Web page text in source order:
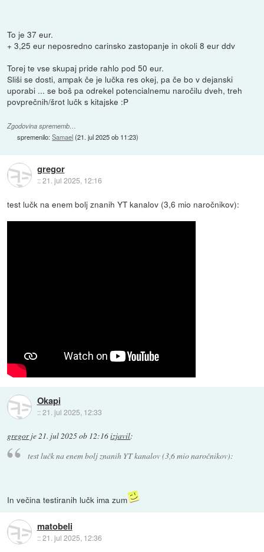
To je 37 eur.
+ 3,25 eur neposredno carinsko zastopanje in okoli 8 eur ddv
Torej te vse skupaj pride rahlo pod 50 eur.
Sliši se dosti, ampak če je lučka res okej, pa če bo v dejanski
uporabi ... se boš pa odrekel potencialnemu naročilu dveh, treh
povprečnih/šrot lučk s kitajske :P
Zgodovina sprememb…
spremenilo:Samael(21. jul 2025 ob 11:23)
gregor
::21. jul 2025, 12:16
test lučk na enem bolj znanih YT kanalov (3,6 mio naročnikov):
Okapi
::21. jul 2025, 12:33
gregorje21. jul 2025 ob 12:16izjavil:
test lučk na enem bolj znanih YT kanalov (3,6 mio naročnikov):
In večina testiranih lučk ima zum
matobeli
::21. jul 2025, 12:36